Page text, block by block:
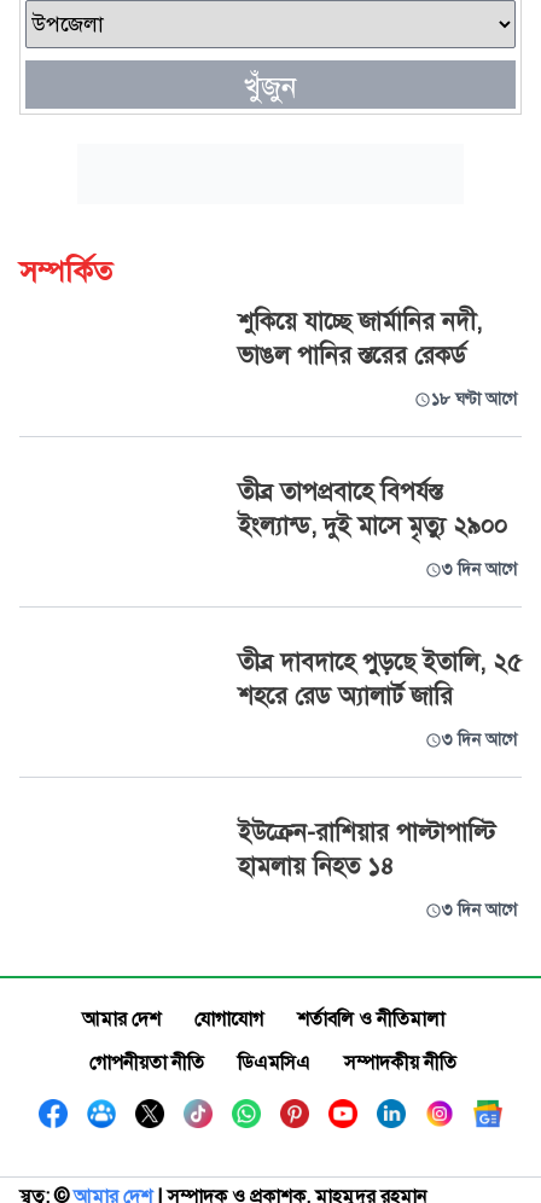
খুঁজুন
সম্পর্কিত
শুকিয়ে যাচ্ছে জার্মানির নদী,
ভাঙল পানির স্তরের রেকর্ড
১৮ ঘণ্টা আগে
তীব্র তাপপ্রবাহে বিপর্যস্ত
ইংল্যান্ড, দুই মাসে মৃত্যু ২৯০০
৩ দিন আগে
তীব্র দাবদাহে পুড়ছে ইতালি, ২৫
শহরে রেড অ্যালার্ট জারি
৩ দিন আগে
ইউক্রেন-রাশিয়ার পাল্টাপাল্টি
হামলায় নিহত ১৪
৩ দিন আগে
আমার দেশ যোগাযোগ
শর্তাবলি ও নীতিমালা
গোপনীয়তা নীতি
ডিএমসিএ সম্পাদকীয় নীতি
স্বত্ব: ©️আমার দেশ| সম্পাদক ও প্রকাশক, মাহমুদুর রহমান